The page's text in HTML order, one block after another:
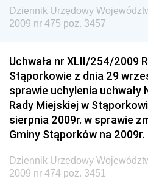
Dziennik Urzędowy
Granicznej
Drogowego
Dziennik Urzędowy
Dziennik Urzędowy
Dziennik Urzędowy
Społecznej
Dziennik Urzędowy
i Gospodarki Morskiej
Dziennik Urzędowy
2009 nr 475 poz. 3457
Uchwała nr XLII/254/2009
Stąporkowie z dnia 29
sprawie uchylenia uchwały
Rady Miejskiej w
sierpnia 2009r. w sprawie
Gminy Stąporków na 2009r.
Dziennik Urzędowy
2009 nr 474 poz. 3451